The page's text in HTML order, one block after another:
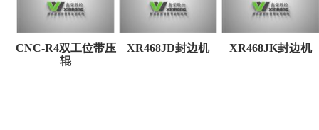
CNC-R4双工位带压
辊
XR468JD封边机 XR468JK封边机